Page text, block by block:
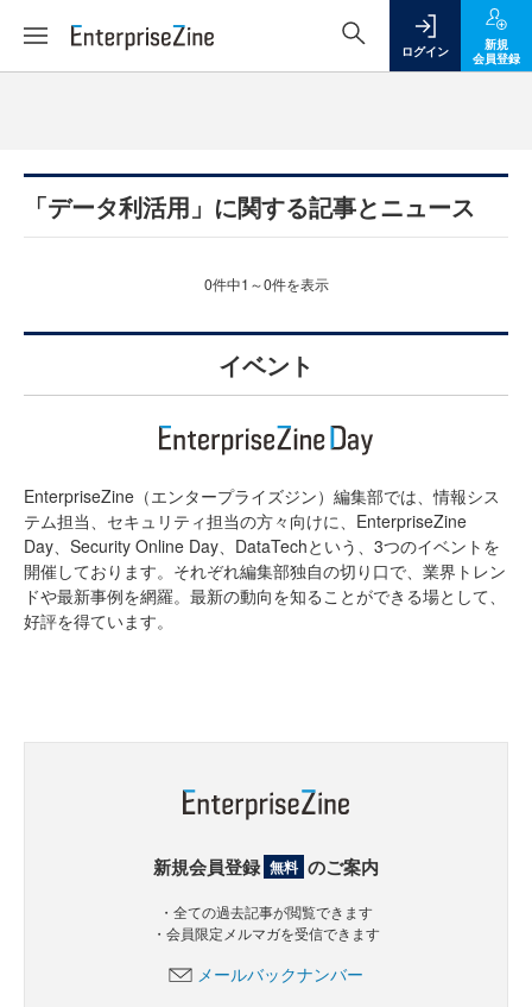
ログイン
新規
会員登録
「データ利活用」に関する記事とニュース
0件中1～0件を表示
イベント
EnterpriseZine（エンタープライズジン）編集部では、情報シス
テム担当、セキュリティ担当の方々向けに、EnterpriseZine
Day、Security Online Day、DataTechという、3つのイベントを
開催しております。それぞれ編集部独自の切り口で、業界トレン
ドや最新事例を網羅。最新の動向を知ることができる場として、
好評を得ています。
新規会員登録 無料 のご案内
・全ての過去記事が閲覧できます
・会員限定メルマガを受信できます
メールバックナンバー